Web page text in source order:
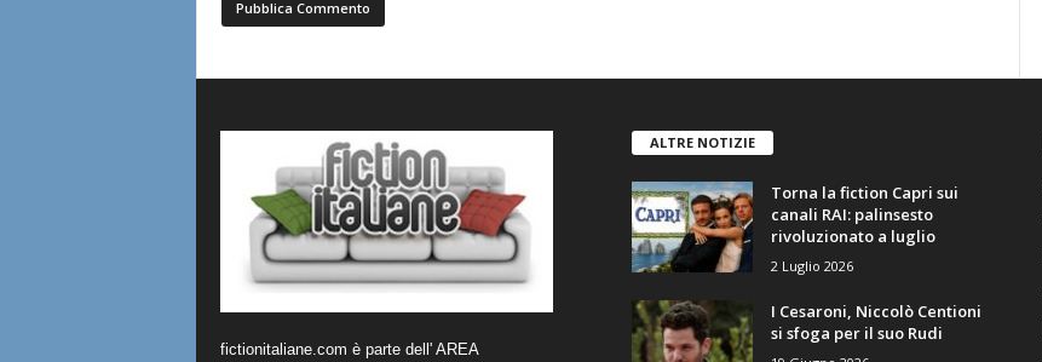
fictionitaliane.com è parte dell' AREA
ALTRE NOTIZIE
Torna la fiction Capri sui
canali RAI: palinsesto
rivoluzionato a luglio
2 Luglio 2026
I Cesaroni, Niccolò Centioni
si sfoga per il suo Rudi